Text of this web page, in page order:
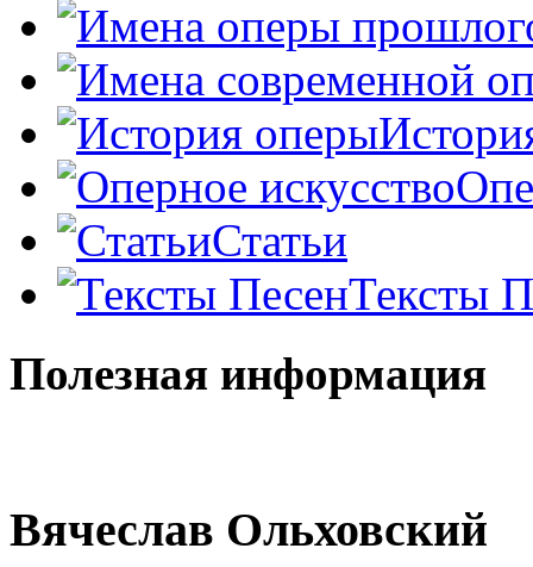
Статьи
Тексты
Полезная информация
Вячеслав Ольховский